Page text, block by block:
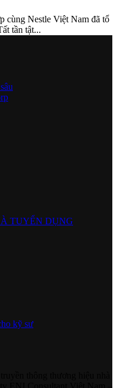
cùng Nestle Việt Nam đã tổ
tần tật...
TUYỂN DỤNG
kỹ sư